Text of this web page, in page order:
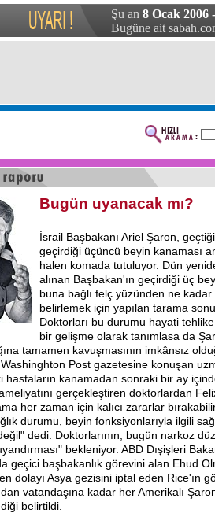
Şu an 8 Ocak 2006
Bugüne ait
Bugün uyanacak mı?
İsrail Başbakanı Ariel Şaron,
geçirdiği üçüncü beyin kanaması
halen komada tutuluyor. Dün
alınan Başbakan'ın geçirdiği üç
buna bağlı felç yüzünden ne
belirlemek için yapılan tarama
Doktorları bu durumu hayati
bir gelişme olarak tanımlasa da
tamamen kavuşmasının imkânsız
Post gazetesine konuşan
hastaların kanamadan sonraki bir ay
gerçekleştiren doktorlardan
her zaman için kalıcı zararlar
durumu, beyin fonksiyonlarıyla ilgili
dedi. Doktorlarının, bugün narkoz
bekleniyor. ABD Dışişleri
geçici başbakanlık görevini alan Ehud
dolayı Asya gezisini iptal eden Rice'ın
vatandaşına kadar her Amerikalı
belirtildi.